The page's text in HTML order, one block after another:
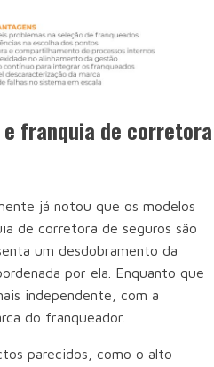
franquia de corretora
já notou que os modelos
de corretora de seguros são
um desdobramento da
por ela. Enquanto que
independente, com a
do franqueador.
parecidos, como o alto